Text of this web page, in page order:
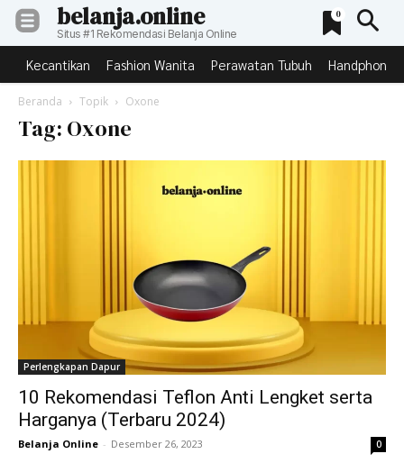
0
belanja.online
Situs #1 Rekomendasi Belanja Online
Kecantikan Fashion Wanita Perawatan Tubuh Handphone
Beranda Topik Oxone
Tag: Oxone
Perlengkapan Dapur
10 Rekomendasi Teflon Anti Lengket serta
Harganya (Terbaru 2024)
Belanja Online - Desember 26, 2023 0